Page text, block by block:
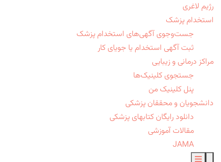
رژیم لاغری
استخدام پزشک
جست‌وجوی آگهی‌های استخدام پزشک
ثبت آگهی استخدام یا جویای کار
مراکز درمانی و زیبایی
جستجوی کلینیک‌ها
پنل کلینیک من
دانشجویان و محققان پزشکی
دانلود رایگان کتابهای پزشکی
مقالات آموزشی
JAMA